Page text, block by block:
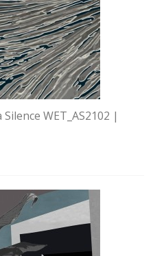
WET_AS2102 |